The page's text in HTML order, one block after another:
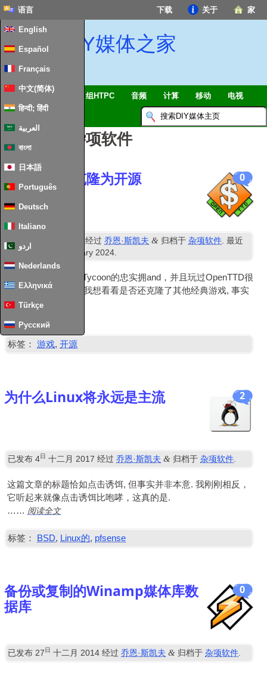
家
关于
下载
语言
English
Español
Français
中文(简体)
हिन्दी; हिंदी
العربية
বাংলা
日本語
Português
Deutsch
Italiano
اردو
Nederlands
Ελληνικά
Türkçe
Русский
DIY媒体之家
智能家居 & 物联网 组HTPC 音频 计算 移动 电视
帖子分类: 杂项软件
0
经典游戏被克隆为开源
发表 19 经过乔恩·斯凯夫 & 归档于杂项软件. 最近
更新时间
th January 2024.
我一直是Trans­port Tycoon的忠实拥and，并且玩过OpenTTD很
多年了. 我最近以为我想看看是否还克隆了其他经典游戏, 事实
证明，有很多!
标签： 游戏,开源
2
为什么Linux将永远是主流
已发布4日 十二月 2017 经过乔恩·斯凯夫 & 归档于杂项软件.
这篇文章的标题恰如点击诱饵, 但事实并非本意. 我刚刚相反，
它听起来就像点击诱饵比咆哮，这真的是.
…… 阅读全文
标签： BSD, Linux的, pfsense
0
备份或复制的Winamp媒体库数
据库
已发布27 日 十二月 2014 经过乔恩·斯凯夫 & 归档于杂项软件.